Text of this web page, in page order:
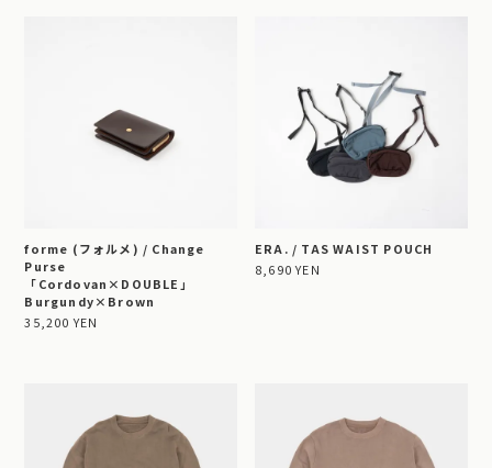
forme (フォルメ) / Change
Purse
「Cordovan×DOUBLE」
Burgundy×Brown
35,200 YEN
ERA. / TAS WAIST POUCH
8,690 YEN